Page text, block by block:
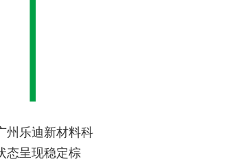
州乐迪新材料科
态呈现稳定棕